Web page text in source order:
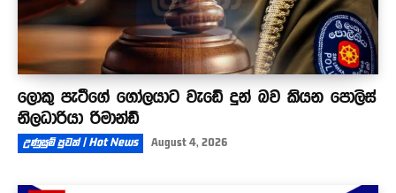
ලොකු පැටීගේ ගෝලයාට වැඩේ දුන් බව කියන පොලිස්
නිලධාරියා රිමාන්ඩ්
උණුසුම් පුවත් | Hot News August 4, 2026